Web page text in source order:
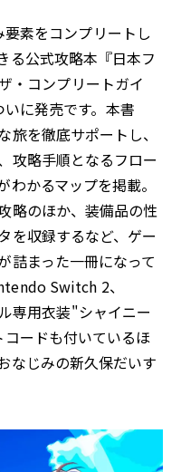
素をコンプリートし
る公式攻略本『日本フ
・コンプリートガイ
に発売です。本書
を徹底サポートし、
攻略手順となるフロー
かるマップを掲載。
略のほか、装備品の性
を収録するなど、ゲー
詰まった一冊になって
Switch 2、
専用衣装"シャイニー
ードも付いているほ
なじみの新久保だいす